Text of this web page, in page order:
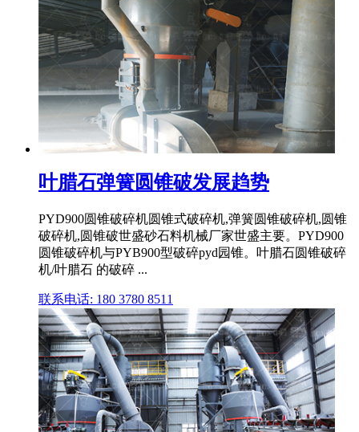
叶腊石弹簧圆锥破发展趋势
PYD900圆锥破碎机圆锥式破碎机,弹簧圆锥破碎机,圆锥
破碎机,圆锥破世盛砂石料机械厂家世盛主要。PYD900
圆锥破碎机与PYB900型破碎pyd园锥。叶腊石圆锥破碎
机/叶腊石 的破碎 ...
联系电话: 180 3780 8511